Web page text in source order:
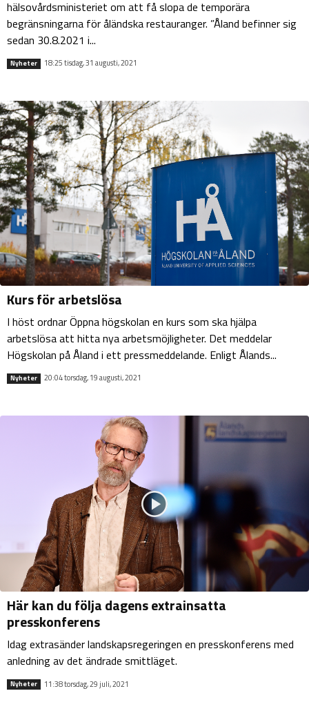
hälsovårdsministeriet om att få slopa de temporära
begränsningarna för åländska restauranger. ”Åland befinner sig
sedan 30.8.2021 i...
Nyheter 18:25 tisdag, 31 augusti, 2021
Kurs för arbetslösa
I höst ordnar Öppna högskolan en kurs som ska hjälpa
arbetslösa att hitta nya arbetsmöjligheter. Det meddelar
Högskolan på Åland i ett pressmeddelande. Enligt Ålands...
Nyheter 20:04 torsdag, 19 augusti, 2021
Här kan du följa dagens extrainsatta
presskonferens
Idag extrasänder landskapsregeringen en presskonferens med
anledning av det ändrade smittläget.
Nyheter 11:38 torsdag, 29 juli, 2021